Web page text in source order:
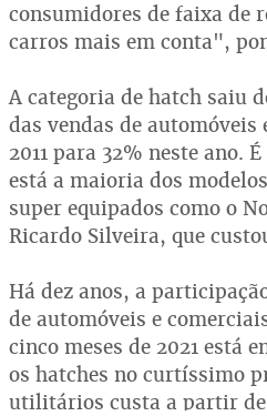
consumidores de faixa de
carros mais em conta",
A categoria de hatch saiu
das vendas de automóveis
2011 para 32% neste ano.
está a maioria dos
super equipados como o
Ricardo Silveira, que
Há dez anos, a
de automóveis e
cinco meses de 2021 está
os hatches no curtíssimo
utilitários custa a partir